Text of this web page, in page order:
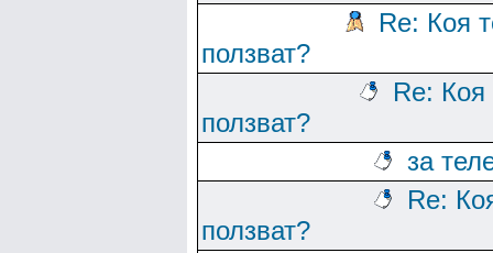
Re: Коя
ползват?
Re: Коя
ползват?
за
Re:
ползват?